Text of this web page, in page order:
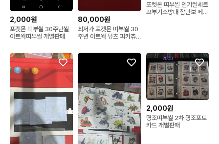
2,000원
포켓몬 띠부씰 30주년씰
아트웍띠부씰 개별판매
80,000원
최저가 포켓몬 띠부씰 30
주년 아트웍 뮤츠 피카츄
포켓몬 띠부씰 인기씰세트
꼬부기소방대 잠만보 메타
2,000원
명조띠부씰 2차 명조포토
카드 개별판매